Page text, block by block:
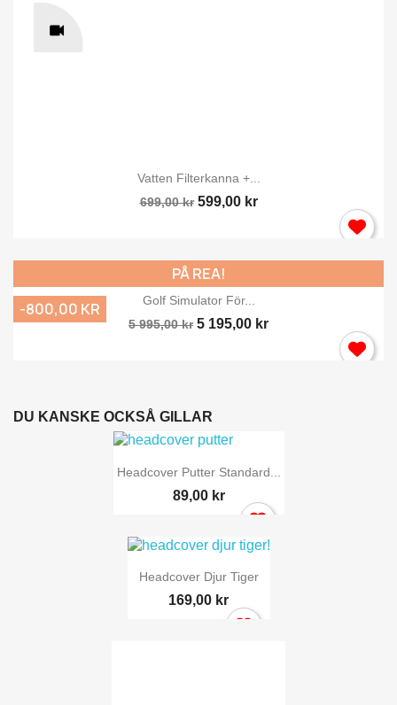
Vatten Filterkanna +...
699,00 kr 599,00 kr
Golf Simulator För...
5 995,00 kr 5 195,00 kr
PÅ REA!
-800,00 KR
DU KANSKE OCKSÅ GILLAR
Headcover Putter Standard...
89,00 kr
Headcover Djur Tiger
169,00 kr